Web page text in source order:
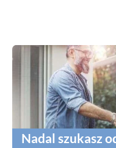
Nadal szukasz